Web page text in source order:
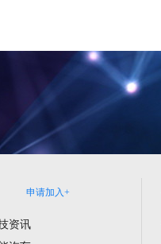
申请加入+
资讯